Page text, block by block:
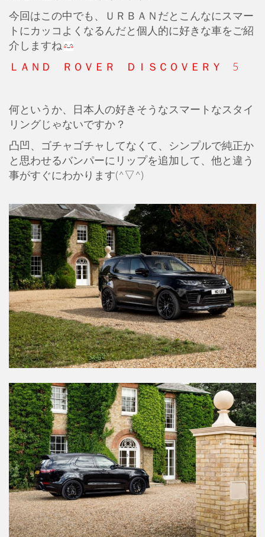
今回はこの中でも、ＵＲＢＡＮだとこんなにスマー
トにカッコよくなるんだと個人的に好きな車をご紹
介しますね
ＬＡＮＤ ＲＯＶＥＲ ＤＩＳＣＯＶＥＲＹ 5
何というか、日本人の好きそうなスマートなスタイ
リングじゃないですか？
凸凹、ゴチャゴチャしてなくて、シンプルで純正か
と思わせるバンパーにリップを追加して、他と違う
事がすぐにわかります(^▽^)